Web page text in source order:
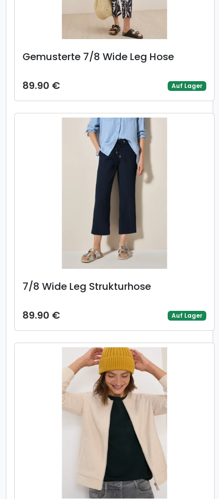
Gemusterte 7/8 Wide Leg Hose
89.90 € Auf Lager
7/8 Wide Leg Strukturhose
89.90 € Auf Lager